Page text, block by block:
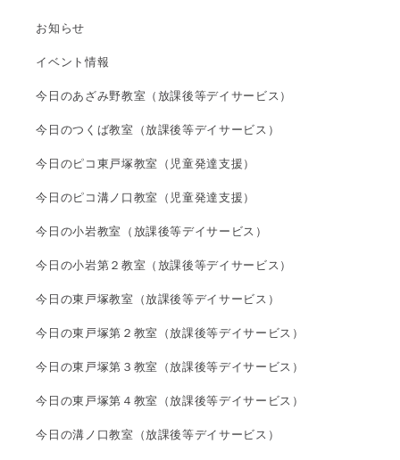
お知らせ
イベント情報
今日のあざみ野教室（放課後等デイサービス）
今日のつくば教室（放課後等デイサービス）
今日のピコ東戸塚教室（児童発達支援）
今日のピコ溝ノ口教室（児童発達支援）
今日の小岩教室（放課後等デイサービス）
今日の小岩第２教室（放課後等デイサービス）
今日の東戸塚教室（放課後等デイサービス）
今日の東戸塚第２教室（放課後等デイサービス）
今日の東戸塚第３教室（放課後等デイサービス）
今日の東戸塚第４教室（放課後等デイサービス）
今日の溝ノ口教室（放課後等デイサービス）